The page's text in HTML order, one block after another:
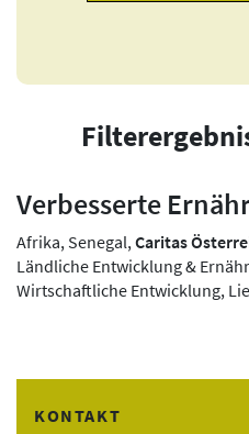
Verbesserte
Afrika, Senegal, Caritas
Ländliche Entwicklung &
Wirtschaftliche Entwicklung,
KONTAKT